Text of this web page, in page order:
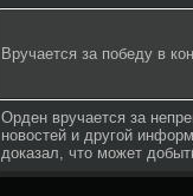
Вручается за победу в
Орден вручается за
новостей и другой
доказал, что может